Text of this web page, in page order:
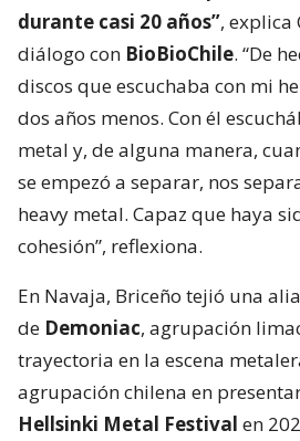
durante casi 20 años”, explica
diálogo con BioBioChile. “De
discos que escuchaba con mi
dos años menos. Con él
metal y, de alguna manera,
se empezó a separar, nos
heavy metal. Capaz que haya
cohesión”, reflexiona.
En Navaja, Briceño tejió una
de Demoniac, agrupación
trayectoria en la escena
agrupación chilena en
Hellsinki Metal Festival en